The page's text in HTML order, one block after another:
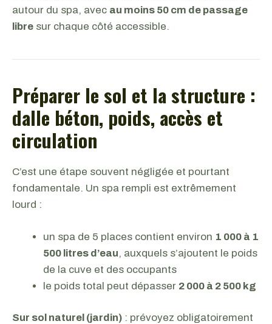
autour du spa, avec au moins 50 cm de passage
libre sur chaque côté accessible.
Préparer le sol et la structure :
dalle béton, poids, accès et
circulation
C’est une étape souvent négligée et pourtant
fondamentale. Un spa rempli est extrêmement
lourd :
un spa de 5 places contient environ 1 000 à 1
500 litres d’eau, auxquels s’ajoutent le poids
de la cuve et des occupants
le poids total peut dépasser 2 000 à 2 500 kg
Sur sol naturel (jardin) : prévoyez obligatoirement